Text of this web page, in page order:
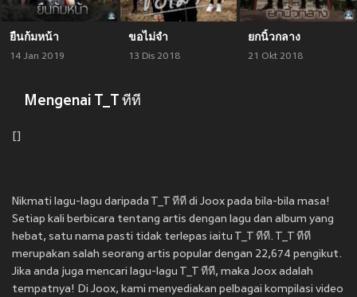
ยืนก้มหน้า
14 Jan 2019
ขอไม่จำ
13 Dis 2018
ยกนิ้วกลาง
21 Okt 2018
Mengenai T_T ทีที
Nikmati lagu-lagu daripada T_T ทีที di Joox pada bila-bila masa!
Setiap kali berbicara tentang artis dengan lagu dan album yang
hebat, satu nama pasti tidak terlepas iaitu T_T ทีที. T_T ทีที
merupakan salah seorang artis popular dengan 22,674 pengikut.
Jika anda juga mencari lagu-lagu T_T ทีที, maka Joox adalah
tempatnya! Di Joox, kami menyediakan pelbagai kompilasi video